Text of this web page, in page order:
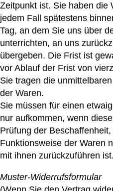
Zeitpunkt ist. Sie haben die
jedem Fall spätestens
Tag, an dem Sie uns über
unterrichten, an uns
übergeben. Die Frist ist
vor Ablauf der Frist von
Sie tragen die
der Waren.
Sie müssen für einen
nur aufkommen, wenn
Prüfung der
Funktionsweise der Waren
mit ihnen zurückzuführen ist.
Muster-Widerrufsformular